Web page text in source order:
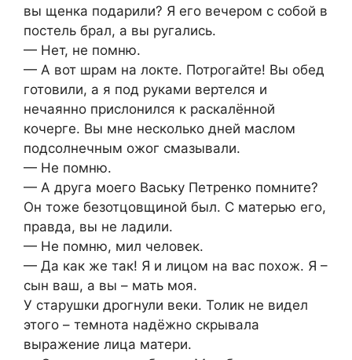
вы щенка подарили? Я его вечером с собой в
постель брал, а вы ругались.
— Нет, не помню.
— А вот шрам на локте. Потрогайте! Вы обед
готовили, а я под руками вертелся и
нечаянно прислонился к раскалённой
кочерге. Вы мне несколько дней маслом
подсолнечным ожог смазывали.
— Не помню.
— А друга моего Ваську Петренко помните?
Он тоже безотцовщиной был. С матерью его,
правда, вы не ладили.
— Не помню, мил человек.
— Да как же так! Я и лицом на вас похож. Я –
сын ваш, а вы – мать моя.
У старушки дрогнули веки. Толик не видел
этого – темнота надёжно скрывала
выражение лица матери.